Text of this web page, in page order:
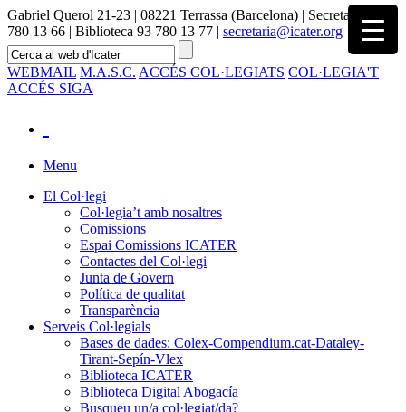
Gabriel Querol 21-23 | 08221 Terrassa (Barcelona) | Secretaria 93
780 13 66 | Biblioteca 93 780 13 77 | secretaria@icater.org
WEBMAIL M.A.S.C. ACCÉS COL·LEGIATS COL·LEGIA'T
ACCÉS SIGA
Menu
El Col·legi
Col·legia’t amb nosaltres
Comissions
Espai Comissions ICATER
Contactes del Col·legi
Junta de Govern
Política de qualitat
Transparència
Serveis Col·legials
Bases de dades: Colex-Compendium.cat-Dataley-
Tirant-Sepín-Vlex
Biblioteca ICATER
Biblioteca Digital Abogacía
Busqueu un/a col·legiat/da?